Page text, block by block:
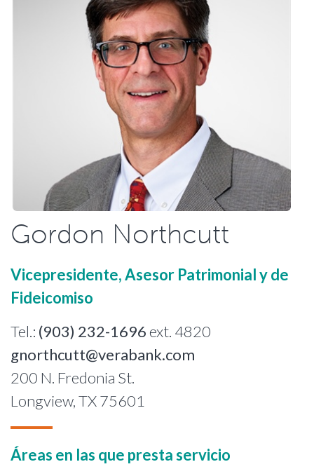
Gordon Northcutt
Vicepresidente, Asesor Patrimonial y de
Fideicomiso
Tel.: (903) 232-1696 ext. 4820
gnorthcutt@verabank.com
200 N. Fredonia St.
Longview, TX 75601
Áreas en las que presta servicio